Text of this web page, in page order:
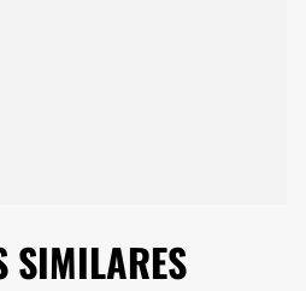
SIMILARES